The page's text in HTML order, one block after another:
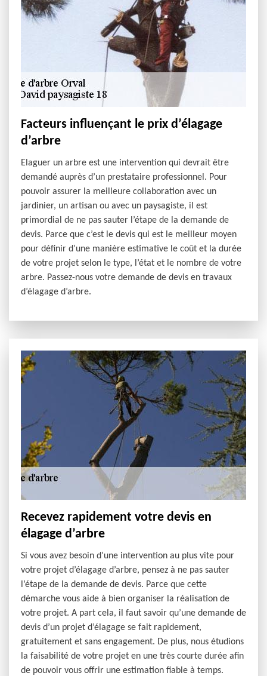
Facteurs influençant le prix d’élagage
d’arbre
Elaguer un arbre est une intervention qui devrait être
demandé auprès d’un prestataire professionnel. Pour
pouvoir assurer la meilleure collaboration avec un
jardinier, un artisan ou avec un paysagiste, il est
primordial de ne pas sauter l’étape de la demande de
devis. Parce que c’est le devis qui est le meilleur moyen
pour définir d’une manière estimative le coût et la durée
de votre projet selon le type, l’état et le nombre de votre
arbre. Passez-nous votre demande de devis en travaux
d’élagage d’arbre.
Recevez rapidement votre devis en
élagage d’arbre
Si vous avez besoin d’une intervention au plus vite pour
votre projet d’élagage d’arbre, pensez à ne pas sauter
l’étape de la demande de devis. Parce que cette
démarche vous aide à bien organiser la réalisation de
votre projet. A part cela, il faut savoir qu’une demande de
devis d’un projet d’élagage se fait rapidement,
gratuitement et sans engagement. De plus, nous étudions
la faisabilité de votre projet en une très courte durée afin
de pouvoir vous offrir une estimation fiable à temps.